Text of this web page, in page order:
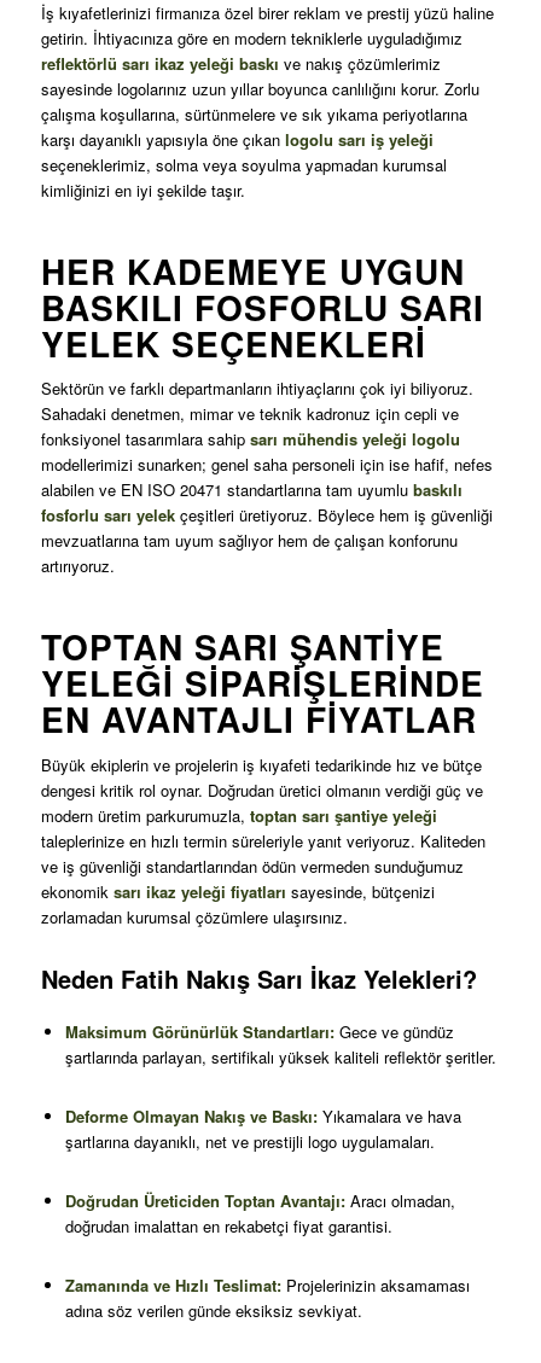
İş kıyafetlerinizi firmanıza özel birer reklam ve prestij yüzü haline
getirin. İhtiyacınıza göre en modern tekniklerle uyguladığımız
reflektörlü sarı ikaz yeleği baskı ve nakış çözümlerimiz
sayesinde logolarınız uzun yıllar boyunca canlılığını korur. Zorlu
çalışma koşullarına, sürtünmelere ve sık yıkama periyotlarına
karşı dayanıklı yapısıyla öne çıkan logolu sarı iş yeleği
seçeneklerimiz, solma veya soyulma yapmadan kurumsal
kimliğinizi en iyi şekilde taşır.
HER KADEMEYE UYGUN
BASKILI FOSFORLU SARI
YELEK SEÇENEKLERI
Sektörün ve farklı departmanların ihtiyaçlarını çok iyi biliyoruz.
Sahadaki denetmen, mimar ve teknik kadronuz için cepli ve
fonksiyonel tasarımlara sahip sarı mühendis yeleği logolu
modellerimizi sunarken; genel saha personeli için ise hafif, nefes
alabilen ve EN ISO 20471 standartlarına tam uyumlu baskılı
fosforlu sarı yelekçeşitleri üretiyoruz. Böylece hem iş güvenliği
mevzuatlarına tam uyum sağlıyor hem de çalışan konforunu
artırıyoruz.
TOPTAN SARI ŞANTIYE
YELEĞI SIPARIŞLERINDE
EN AVANTAJLI FIYATLAR
Büyük ekiplerin ve projelerin iş kıyafeti tedarikinde hız ve bütçe
dengesi kritik rol oynar. Doğrudan üretici olmanın verdiği güç ve
modern üretim parkurumuzla, toptan sarı şantiye yeleği
taleplerinize en hızlı termin süreleriyle yanıt veriyoruz. Kaliteden
ve iş güvenliği standartlarından ödün vermeden sunduğumuz
ekonomik sarı ikaz yeleği fiyatları sayesinde, bütçenizi
zorlamadan kurumsal çözümlere ulaşırsınız.
Neden Fatih Nakış Sarı İkaz Yelekleri?
Maksimum Görünürlük Standartları:Gece ve gündüz
şartlarında parlayan, sertifikalı yüksek kaliteli reflektör şeritler.
Deforme Olmayan Nakış ve Baskı:Yıkamalara ve hava
şartlarına dayanıklı, net ve prestijli logo uygulamaları.
Doğrudan Üreticiden Toptan Avantajı:Aracı olmadan,
doğrudan imalattan en rekabetçi fiyat garantisi.
Zamanında ve Hızlı Teslimat:Projelerinizin aksamaması
adına söz verilen günde eksiksiz sevkiyat.